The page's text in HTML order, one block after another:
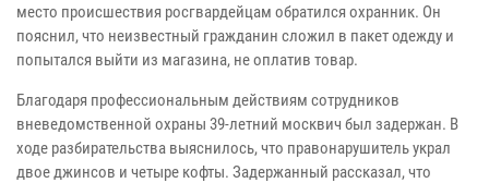
место происшествия росгвардейцам обратился охранник. Он
пояснил, что неизвестный гражданин сложил в пакет одежду и
попытался выйти из магазина, не оплатив товар.
Благодаря профессиональным действиям сотрудников
вневедомственной охраны 39-летний москвич был задержан. В
ходе разбирательства выяснилось, что правонарушитель украл
двое джинсов и четыре кофты. Задержанный рассказал, что